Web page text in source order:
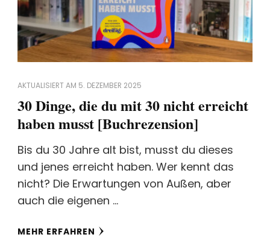
AKTUALISIERT AM 5. DEZEMBER 2025
30 Dinge, die du mit 30 nicht erreicht
haben musst [Buchrezension]
Bis du 30 Jahre alt bist, musst du dieses
und jenes erreicht haben. Wer kennt das
nicht? Die Erwartungen von Außen, aber
auch die eigenen …
MEHR ERFAHREN